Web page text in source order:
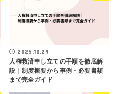
2025.10.29
人権救済申し立ての手順を徹底解
説｜制度概要から事例・必要書類
まで完全ガイド